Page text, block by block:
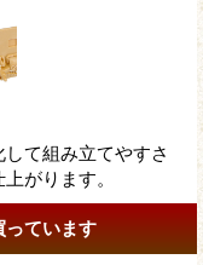
て組み立てやすさ
がります。
っています